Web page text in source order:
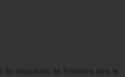
de escaparate de Primavera para la